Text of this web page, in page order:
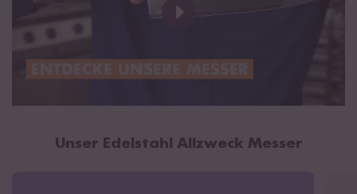
Magnet Geschenkbox
Unser Edelstahl Allzweck Messer